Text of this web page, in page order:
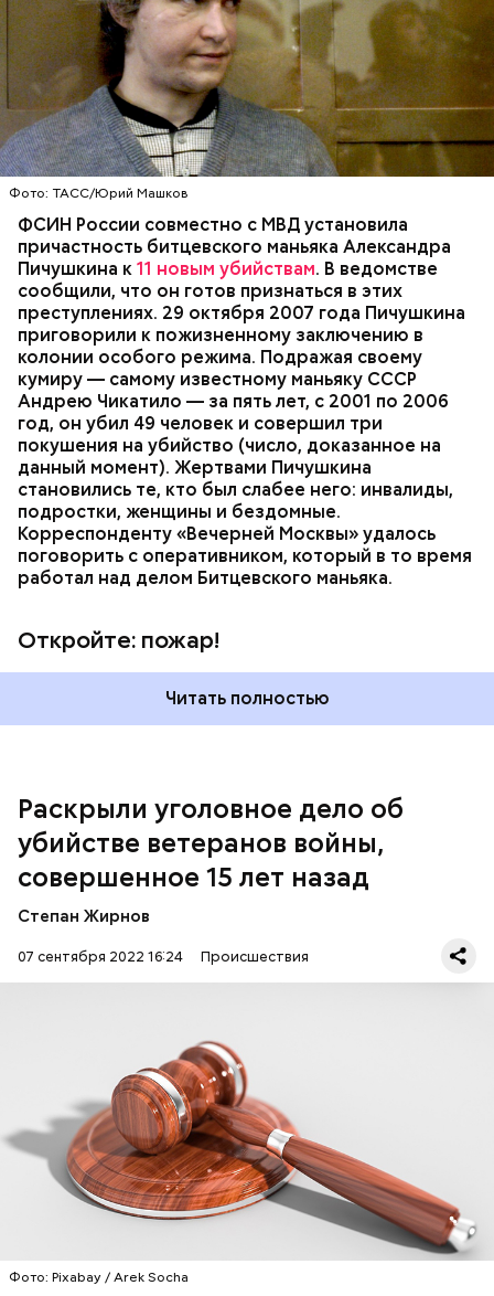
Фото: ТАСС/Юрий Машков
ФСИН России совместно с МВД установила
причастность битцевского маньяка Александра
Пичушкина к11 новым убийствам. В ведомстве
сообщили, что он готов признаться в этих
преступлениях. 29 октября 2007 года Пичушкина
приговорили к пожизненному заключению в
колонии особого режима. Подражая своему
кумиру — самому известному маньяку СССР
Андрею Чикатило — за пять лет, с 2001 по 2006
год, он убил 49 человек и совершил три
покушения на убийство (число, доказанное на
данный момент). Жертвами Пичушкина
становились те, кто был слабее него: инвалиды,
подростки, женщины и бездомные.
Корреспонденту «Вечерней Москвы» удалось
поговорить с оперативником, который в то время
работал над делом Битцевского маньяка.
Откройте: пожар!
Вечером 16 июня пьяный длинноволосый мужчина с
котором жил Александр Пичушкин. Не сумев
открыть дверь, дебошир с силой дернул дверь на
себя и вырвал ее. В этот момент в подъезд
ворвался спецназ.
Читать полностью
МОСКВА ИСТОРИЯ
МАНЬЯКИ
РАССЛЕДОВАНИЯ
УБИЙСТВА
Раскрыли уголовное дело об
убийстве ветеранов войны,
совершенное 15 лет назад
Степан Жирнов
07 сентября 2022 16:24 Происшествия
Фото: Pixabay / Arek Socha
По факту преступления было возбуждено
уголовное дело по статье «Убийство двух и более
лиц».
раскрыть преступление по горячим следам, но
благодаря активной и кропотливой работе над
Им оказался ранее неоднократно судимый житель
Правдинского района Калининградской области.
На данный момент мужчина заключен под стражу.
ПЕНСИОНЕРЫ
КАЛИНИНГРАДСКАЯ ОБЛАСТЬ
УБИЙСТВА
УГОЛОВНЫЕ ДЕЛА